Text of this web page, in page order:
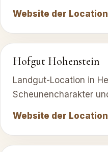
Website der Location
Hofgut Hohenstein
Landgut-Location in
Scheunencharakter
Website der Location